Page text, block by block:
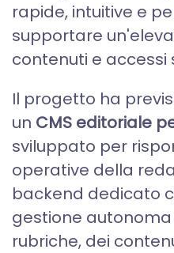
rapide, intuitive e
supportare
contenuti e accessi
Il progetto ha
un CMS editoriale
sviluppato per
operative della
backend dedicato
gestione
rubriche, dei